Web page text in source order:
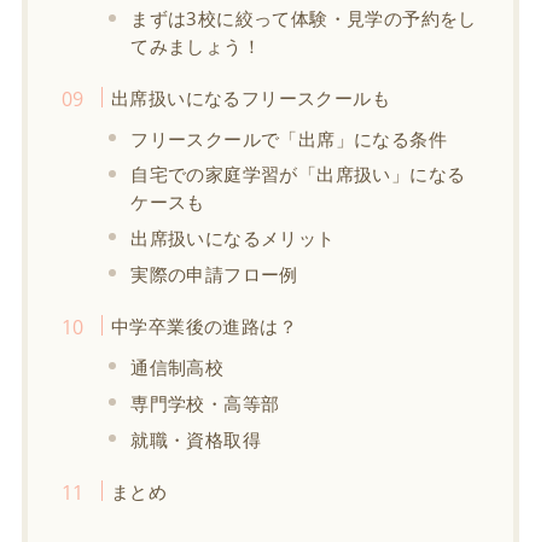
まずは3校に絞って体験・見学の予約をし
てみましょう！
出席扱いになるフリースクールも
フリースクールで「出席」になる条件
自宅での家庭学習が「出席扱い」になる
ケースも
出席扱いになるメリット
実際の申請フロー例
中学卒業後の進路は？
通信制高校
専門学校・高等部
就職・資格取得
まとめ